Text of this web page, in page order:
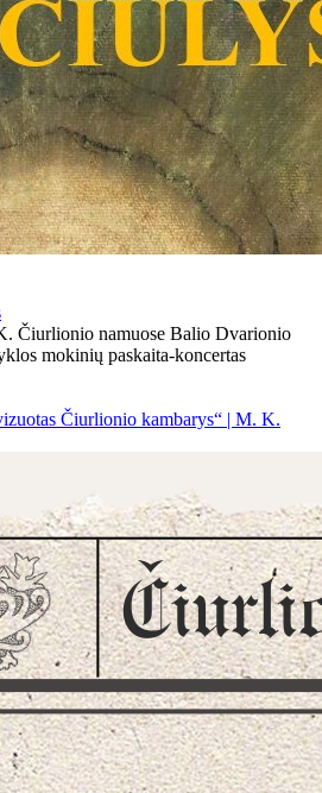
Čiurlionio namuose Balio Dvarionio
mokinių paskaita-koncertas
Čiurlionio kambarys“ | M. K.